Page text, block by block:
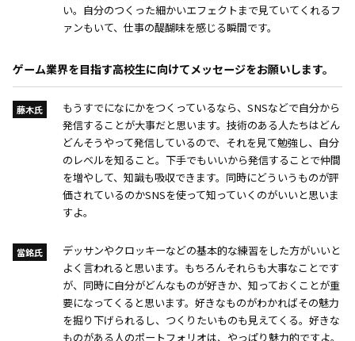
い。自分のつくった細かいエフェクトまで見ていてくれるフ
ァンもいて、仕事の醍醐味を感じる瞬間です。
ゲーム業界を目指す高校生に向けてメッセージをお願いします。
藤木氏
もうすでになにかをつくっているなら、SNSなどで自分から
発信することが大事だと思います。技術のある人たちはどん
どんそうやって発信しているので、それを見て勉強し、自分
のレベルを知ること。下手でもいいから発信することで仲間
を増やして、知識も吸収できます。同時にどういうものが評
価されているのかSNSを使って知っていくのがいいと思いま
すよ。
當銘氏
デッサンやクロッキーなどの基本的な練習をした方がいいと
よく言われると思います。もちろんそれらも大事なことです
が、同時に自分がどんなものが好きか、知っておくことが重
要になってくると思います。好きなものがわかればその魅力
を掘り下げられるし、つくりたいものも見えてくる。好きな
ものがある人のポートフォリオは、やっぱり魅力的ですよ。